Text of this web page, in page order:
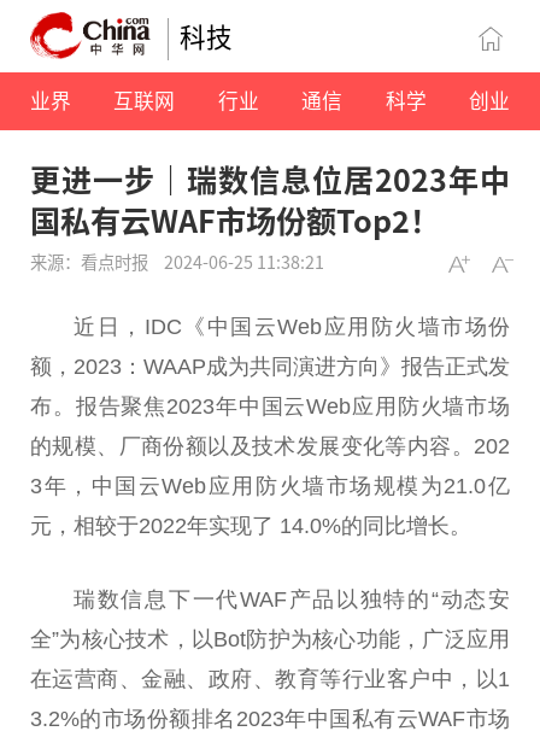
科技
业界 互联网 行业 通信 科学 创业
更进一步｜瑞数信息位居2023年中
国私有云WAF市场份额Top2！
来源：看点时报 2024-06-25 11:38:21
近 日，IDC《 中国 云Web应用防火墙市场份
额，2023：WAAP成为共同演进方向》报告正式发
布。报告聚焦2023年中国 云Web应用防火墙市场
的规模、厂商份额以及技术发展变化等内容。202
3年， 中国 云Web应用防火墙市场规模为21.0亿
元，相较于2022年实现了 14.0%的同比增长。
瑞数信息下一代WAF产品以独特的“动态安
全”为核心技术，以Bot防护为核心功能，广泛应用
在运营商、金融、 政府、教育等行业客户中，以1
3.2%的市场份额排名2023年中国 私有云WAF市场